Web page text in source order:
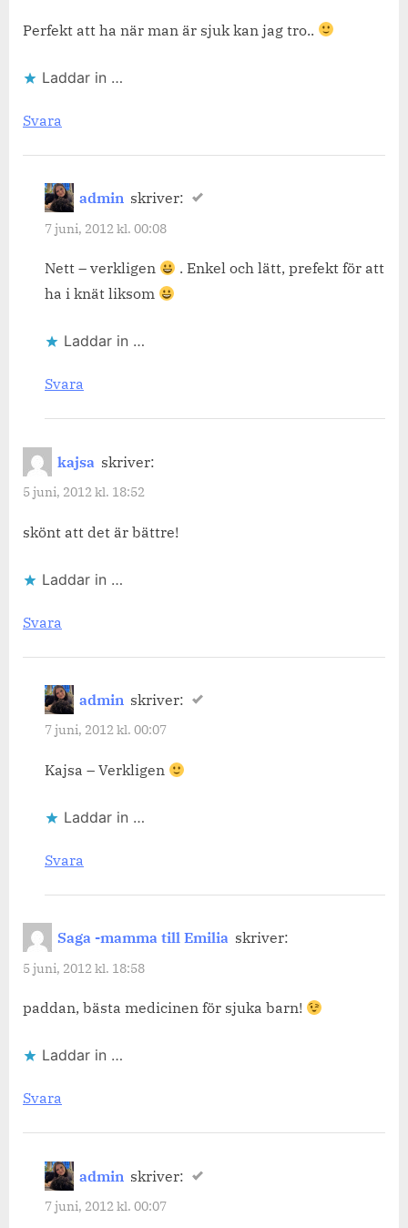
Perfekt att ha när man är sjuk kan jag tro..
Laddar in …
Svara
admin skriver:
7 juni, 2012 kl. 00:08
Nett – verkligen
. Enkel och lätt, prefekt för att
ha i knät liksom
Laddar in …
Svara
kajsa skriver:
5 juni, 2012 kl. 18:52
skönt att det är bättre!
Laddar in …
Svara
admin skriver:
7 juni, 2012 kl. 00:07
Kajsa – Verkligen
Laddar in …
Svara
Saga -mamma till Emilia skriver:
5 juni, 2012 kl. 18:58
paddan, bästa medicinen för sjuka barn!
Laddar in …
Svara
admin skriver:
7 juni, 2012 kl. 00:07